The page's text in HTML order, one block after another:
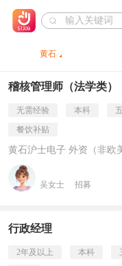
黄石
稽核管理师（法学类）
无需经验 本科
餐饮补贴
黄石沪士电子 外资（非欧
吴女士 招募
行政经理
2年及以上 本科